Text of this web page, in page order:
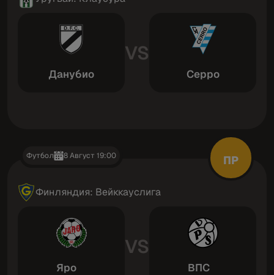
Данубио
VS
Серро
Футбол 8 Август 19:00 ПР
Финляндия: Вейккауслига
Яро
VS
ВПС